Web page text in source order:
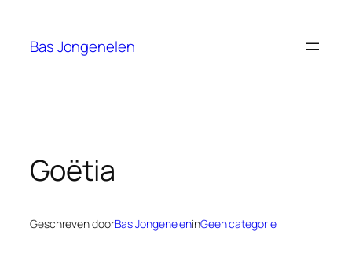
Bas Jongenelen
Goëtia
Geschreven doorBas JongeneleninGeen categorie